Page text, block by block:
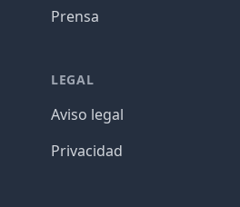
Prensa
LEGAL
Aviso legal
Privacidad